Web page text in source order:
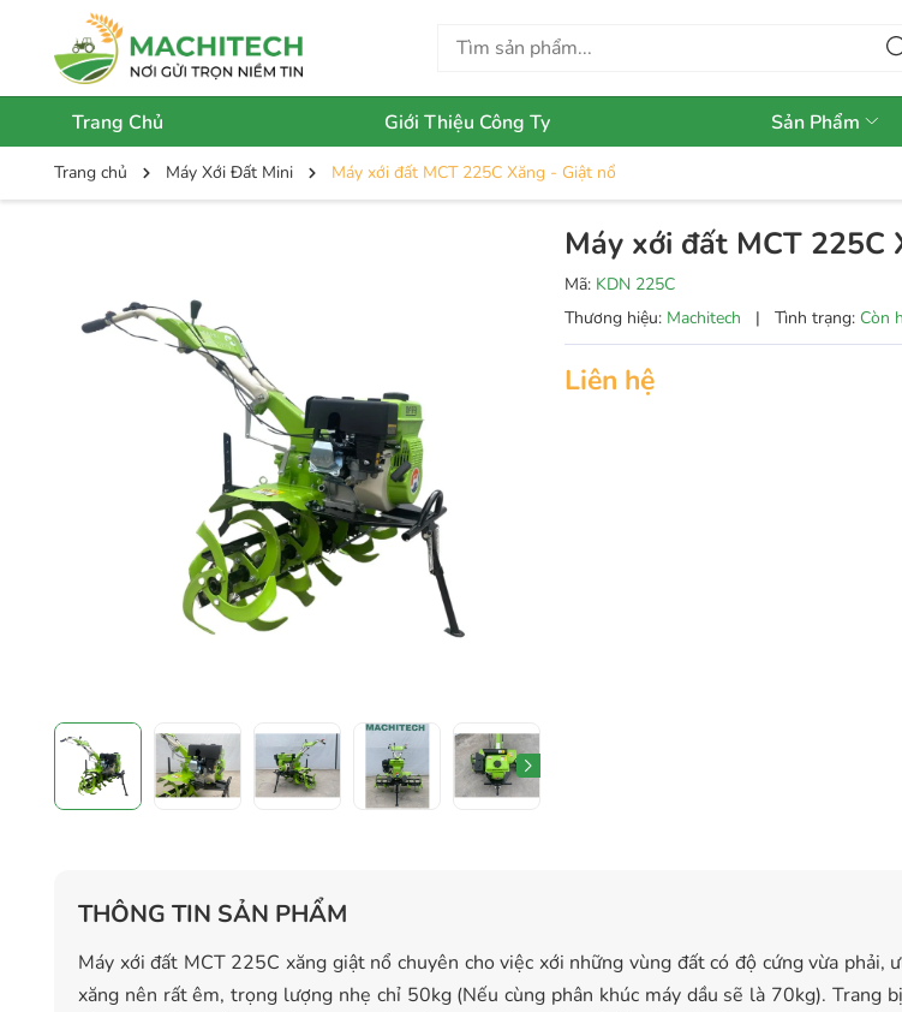
Trang Chủ Giới Thiệu Công Ty Sản Phẩm
Trang chủ Máy Xới Đất Mini Máy xới đất MCT 225C Xăng - Giật nổ
Máy xới đất MCT 225C
Mã: KDN 225C
Thương hiệu: Machitech | Tình trạng: Còn
Liên hệ
THÔNG TIN SẢN PHẨM
Máy xới đất MCT 225C xăng giật nổ chuyên cho việc xới những vùng đất có độ cứng vừa phải,
xăng nên rất êm, trọng lượng nhẹ chỉ 50kg (Nếu cùng phân khúc máy dầu sẽ là 70kg). Trang